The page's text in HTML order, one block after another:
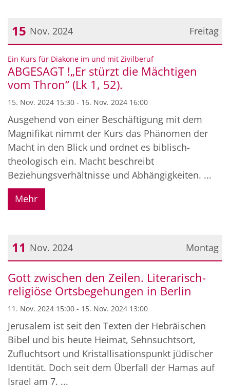
Freitag
15 Nov. 2024
Datum: 15. November 2024
Ein Kurs für Diakone im und mit Zivilberuf:
ABGESAGT !„Er stürzt die Mächtigen
vom Thron“ (Lk 1, 52).
15. Nov. 2024 15:30 - 16. Nov. 2024 16:00
Ausgehend von einer Beschäftigung mit dem
Magnifikat nimmt der Kurs das Phänomen der
Macht in den Blick und ordnet es biblisch-
theologisch ein. Macht beschreibt
Beziehungsverhältnisse und Abhängigkeiten. ...
Mehr
Montag
11 Nov. 2024
Datum: 11. November 2024
Gott zwischen den Zeilen. Literarisch-
religiöse Ortsbegehungen in Berlin
11. Nov. 2024 15:00 - 15. Nov. 2024 13:00
Jerusalem ist seit den Texten der Hebräischen
Bibel und bis heute Heimat, Sehnsuchtsort,
Zufluchtsort und Kristallisationspunkt jüdischer
Identität. Doch seit dem Überfall der Hamas auf
Israel am 7. ...